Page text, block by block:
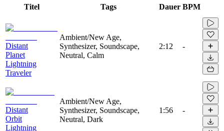
Titel Tags Dauer BPM
Distant
Planet
Lightning
Traveler
Ambient/New Age,
Synthesizer, Soundscape,
Neutral, Calm
2:12 -
Distant
Orbit
Lightning
Ambient/New Age,
Synthesizer, Soundscape,
Neutral, Dark
1:56 -